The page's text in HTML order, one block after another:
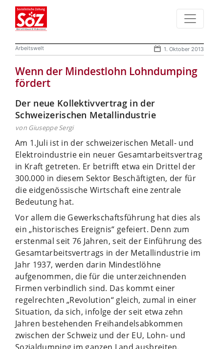
Arbeitswelt 1. Oktober 2013
Wenn der Mindestlohn Lohndumping
fördert
Der neue Kollektivvertrag in der
Schweizerischen Metallindustrie
von Giuseppe Sergi
Am 1.Juli ist in der schweizerischen Metall- und
Elektroindustrie ein neuer Gesamtarbeitsvertrag
in Kraft getreten. Er betrifft etwa ein Drittel der
300.000 in diesem Sektor Beschäftigten, der für
die eidgenössische Wirtschaft eine zentrale
Bedeutung hat.
Vor allem die Gewerkschaftsführung hat dies als
ein „historisches Ereignis“ gefeiert. Denn zum
erstenmal seit 76 Jahren, seit der Einführung des
Gesamtarbeitsvertrags in der Metallindustrie im
Jahr 1937, werden darin Mindestlöhne
aufgenommen, die für die unterzeichnenden
Firmen verbindlich sind. Das kommt einer
regelrechten „Revolution“ gleich, zumal in einer
Situation, da sich, infolge der seit etwa zehn
Jahren bestehenden Freihandelsabkommen
zwischen der Schweiz und der EU, Lohn- und